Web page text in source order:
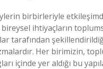
birbirleriyle
ihtiyaçların
tarafından
Her birimizin,
içinde yer aldığı bu